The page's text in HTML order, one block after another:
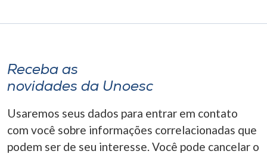
Receba as
novidades da Unoesc
Usaremos seus dados para entrar em contato
com você sobre informações correlacionadas que
podem ser de seu interesse. Você pode cancelar o